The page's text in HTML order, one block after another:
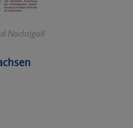
Nachtigall